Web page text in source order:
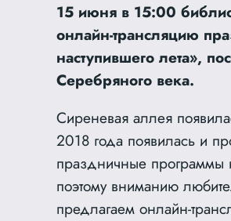
15 июня в 15:00
онлайн-трансляцию
наступившего лета»,
Серебряного века.
Сиреневая аллея
2018 года появилась и
праздничные программы
поэтому вниманию
предлагаем онлайн-